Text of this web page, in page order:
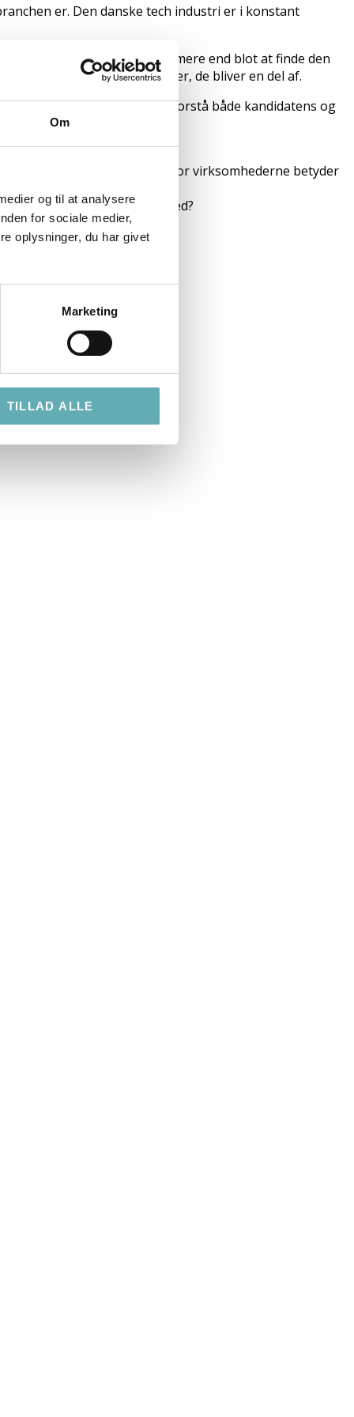
Om
og til at analysere
for sociale medier,
oplysninger, du har givet
Marketing
TILLAD ALLE
er. Den danske tech industri er i konstant
at det handler om meget mere end blot at finde den
selv og for de virksomheder, de bliver en del af.
en oprigtig interesse i at forstå både kandidatens og
deres fulde potentiale. For virksomhederne betyder
vi skal hjælpe din virksomhed?